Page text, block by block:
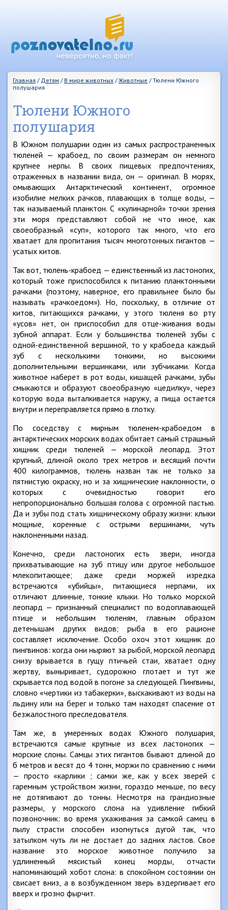
Главная / Детям / В мире животных /Животные /Тюлени Южного
полушария
Тюлени Южного
полушария
В Южном полушарии один из самых распространенных
тюленей — крабоед, по своим размерам он немного
крупнее нерпы. В своих пищевых предпочтениях,
отраженных в названии вида, он — оригинал. В морях,
омывающих Антарктический континент, огромное
изобилие мелких рачков, плавающих в толще воды, —
так называемый планктон. С «кулинарной» точки зрения
эти моря представляют собой не что иное, как
своеобразный «суп», которого так много, что его
хватает для пропитания тысяч многотонных гигантов —
усатых китов.
Так вот, тюлень-крабоед — единственный из ластоногих,
который тоже приспособился к питанию планктонными
рачками (поэтому, наверное, его правильнее было бы
называть «рачкоедом»). Но, поскольку, в отличие от
китов, питающихся рачками, у этого тюленя во рту
«усов» нет, он приспособил для отце-живания воды
зубной аппарат. Если у большинства тюленей зубы с
одной-единственной вершиной, то у крабоеда каждый
зуб с несколькими тонкими, но высокими
дополнительными вершинками, или зубчиками. Когда
животное наберет в рот воды, кишащей рачками, зубы
смыкаются и образуют своеобразную «цедилку», через
которую вода выталкивается наружу, а пища остается
внутри и переправляется прямо в глотку.
По соседству с мирным тюленем-крабоедом в
антарктических морских водах обитает самый страшный
хищник среди тюленей — морской леопард. Этот
крупный, длиной около трех метров и весящий почти
400 килограммов, тюлень назван так не только за
пятнистую окраску, но и за хищнические наклонности, о
которых с очевидностью говорит его
непропорционально большая голова с огромной пастью.
Да и зубы под стать хищническому образу жизни: клыки
мощные, коренные с острыми вершинами, чуть
наклоненными назад.
Конечно, среди ластоногих есть звери, иногда
прихватывающие на зуб птицу или другое небольшое
млекопитающее; даже среди моржей изредка
встречаются «убийцы», питающиеся нерпами, их
отличают длинные, тонкие клыки. Но только морской
леопард — признанный специалист по водоплавающей
птице и небольшим тюленям, главным образом
детенышам других видов; рыба в его рационе
составляет исключение. Особо охоч этот хищник до
пингвинов: когда они ныряют за рыбой, морской леопард
снизу врывается в гущу птичьей стаи, хватает одну
жертву, выныривает, судорожно глотает и тут же
скрывается под водой в погоне за следующей. Пингвины,
словно «чертики из табакерки», выскакивают из воды на
льдину или на берег и только там находят спасение от
безжалостного преследователя.
Там же, в умеренных водах Южного полушария,
встречаются самые крупные из всех ластоногих —
морские слоны. Самцы этих гигантов бывают длиной до
б метров и весят до 4 тонн, моржи по сравнению с ними
— просто «карлики ; самки же, как у всех зверей с
гаремным устройством жизни, гораздо меньше, по весу
не дотягивают до тонны. Несмотря на грандиозные
размеры, у морского слона на удивление гибкий
позвоночник: во время ухаживания за самкой самец в
пылу страсти способен изогнуться дугой так, что
затылком чуть ли не достает до задних ластов. Свое
название это морское животное получило за
удлиненный мясистый конец морды, отчасти
напоминающий хобот слона: в спокойном состоянии он
свисает вниз, а в возбужденном зверь вздергивает его
вверх и грозно фырчит.